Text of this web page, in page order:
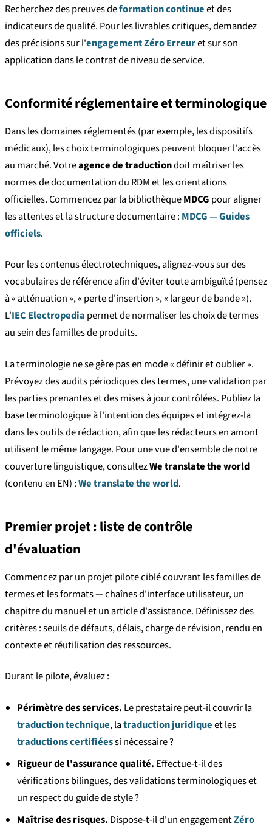
Recherchez des preuves deformation continueet des
indicateurs de qualité. Pour les livrables critiques, demandez
des précisions sur l'engagement Zéro Erreuret sur son
application dans le contrat de niveau de service.
Conformité réglementaire et terminologique
Dans les domaines réglementés (par exemple, les dispositifs
médicaux), les choix terminologiques peuvent bloquer l'accès
au marché. Votreagence de traductiondoit maîtriser les
normes de documentation du RDM et les orientations
officielles. Commencez par la bibliothèqueMDCG pour aligner
les attentes et la structure documentaire : MDCG — Guides
officiels.
Pour les contenus électrotechniques, alignez-vous sur des
vocabulaires de référence afin d'éviter toute ambiguïté (pensez
à « atténuation », « perte d'insertion », « largeur de bande »).
L'IEC Electropedia permet de normaliser les choix de termes
au sein des familles de produits.
La terminologie ne se gère pas en mode « définir et oublier ».
Prévoyez des audits périodiques des termes, une validation par
les parties prenantes et des mises à jour contrôlées. Publiez la
base terminologique à l'intention des équipes et intégrez-la
dans les outils de rédaction, afin que les rédacteurs en amont
utilisent le même langage. Pour une vue d'ensemble de notre
couverture linguistique, consultezWe translate the world
(contenu en EN) :We translate the world.
Premier projet : liste de contrôle
d'évaluation
Commencez par un projet pilote ciblé couvrant les familles de
termes et les formats — chaînes d'interface utilisateur, un
chapitre du manuel et un article d'assistance. Définissez des
critères : seuils de défauts, délais, charge de révision, rendu en
contexte et réutilisation des ressources.
Durant le pilote, évaluez :
Périmètre des services. Le prestataire peut-il couvrir la
traduction technique, latraduction juridiqueet les
traductions certifiéessi nécessaire ?
Rigueur de l'assurance qualité. Effectue-t-il des
vérifications bilingues, des validations terminologiques et
un respect du guide de style ?
Maîtrise des risques. Dispose-t-il d'un engagementZéro